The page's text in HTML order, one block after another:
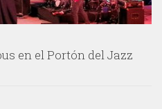
en el Portón del Jazz